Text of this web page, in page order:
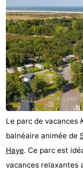
Duinrell
-
Kijkduin
Hôtels
Last
minutes
Plages
Voir
et
Lieux
Musées
-
Le parc de vacances
balnéaire animée de
Haye. Ce parc est
vacances relaxantes